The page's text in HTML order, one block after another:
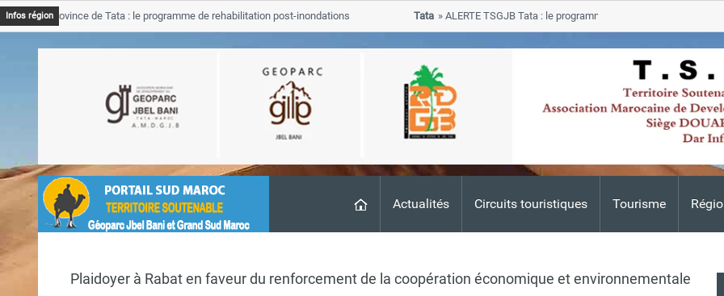
Actualités Circuits touristiques Tourisme
Infos région
Province de Tata : le programme de rehabilitation post-inondations
ALERTE TSGJB Tata : le programme de rehabilitation post-
progresse dans les zones sinistrees
Plaidoyer à Rabat en faveur du renforcement de la coopération économique et environnementale